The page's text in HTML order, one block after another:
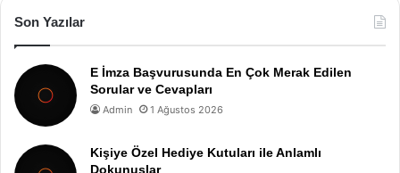
Son Yazılar
E İmza Başvurusunda En Çok Merak Edilen
Sorular ve Cevapları
Admin 1 Ağustos 2026
Kişiye Özel Hediye Kutuları ile Anlamlı
Dokunuşlar